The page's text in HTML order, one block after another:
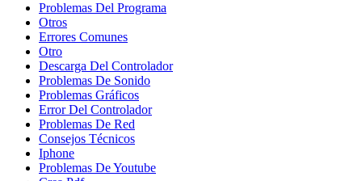
Problemas Del Programa
Otros
Errores Comunes
Otro
Descarga Del Controlador
Problemas De Sonido
Problemas Gráficos
Error Del Controlador
Problemas De Red
Consejos Técnicos
Iphone
Problemas De Youtube